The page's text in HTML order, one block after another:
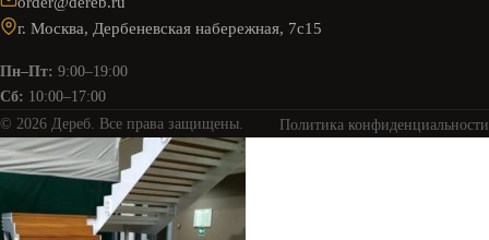
г. Москва, Дербеневская набережная, 7с15
Пн–Пт: 9:00–19:00
Сб: 10:00–17:00
© 2026 Дереб. Все права защищены.
Политика конфиденциальности